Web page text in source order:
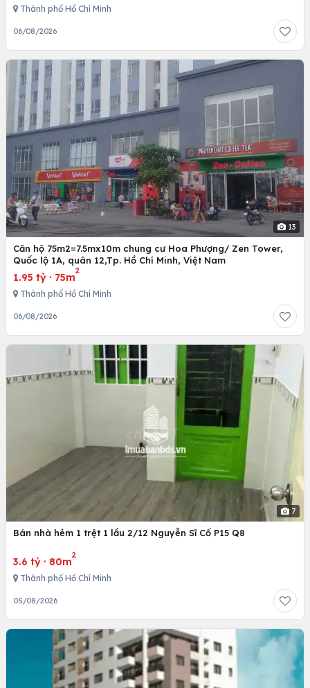
Thành phố Hồ Chí Minh
06/08/2026
13
Căn hộ 75m2=7.5mx10m chung cư Hoa Phượng/ Zen Tower,
Quốc lộ 1A, quân 12,Tp. Hồ Chí Minh, Việt Nam
1.95 tỷ · 75m
2
Thành phố Hồ Chí Minh
06/08/2026
7
Bán nhà hẻm 1 trệt 1 lầu 2/12 Nguyễn Sĩ Cố P15 Q8
3.6 tỷ · 80m
2
Thành phố Hồ Chí Minh
05/08/2026